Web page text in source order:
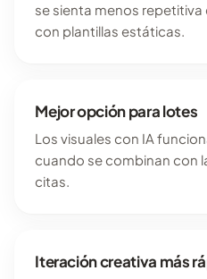
se sienta menos
con plantillas estáticas.
Mejor opción para lotes
Los visuales con IA
cuando se combinan con
citas.
Iteración creativa más